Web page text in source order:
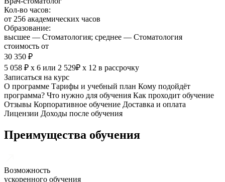
Кол-во часов:
от 256 академических часов
Образование:
высшее — Стоматология; среднее — Стоматология
стоимость от
30 350 ₽
5 058 ₽ х 6 или 2 529₽ х 12 в рассрочку
Записаться на курс
О программе Тарифы и учебный план Кому подойдёт
программа? Что нужно для обучения Как проходит обучение
Отзывы Корпоративное обучение Доставка и оплата
Лицензии Доходы после обучения
Преимущества обучения
Возможность
ускоренного обучения